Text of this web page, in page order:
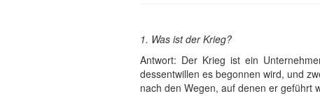
1. Was ist der Krieg?
Antwort: Der Krieg ist ein
dessentwillen es begonnen wird, und
nach den Wegen, auf denen er geführt